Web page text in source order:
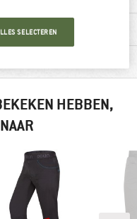
HEBBEN,
SELECTEREN